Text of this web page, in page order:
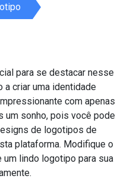
para se destacar nesse
a criar uma identidade
com apenas
um sonho, pois você pode
de logotipos de
plataforma. Modifique o
lindo logotipo para sua